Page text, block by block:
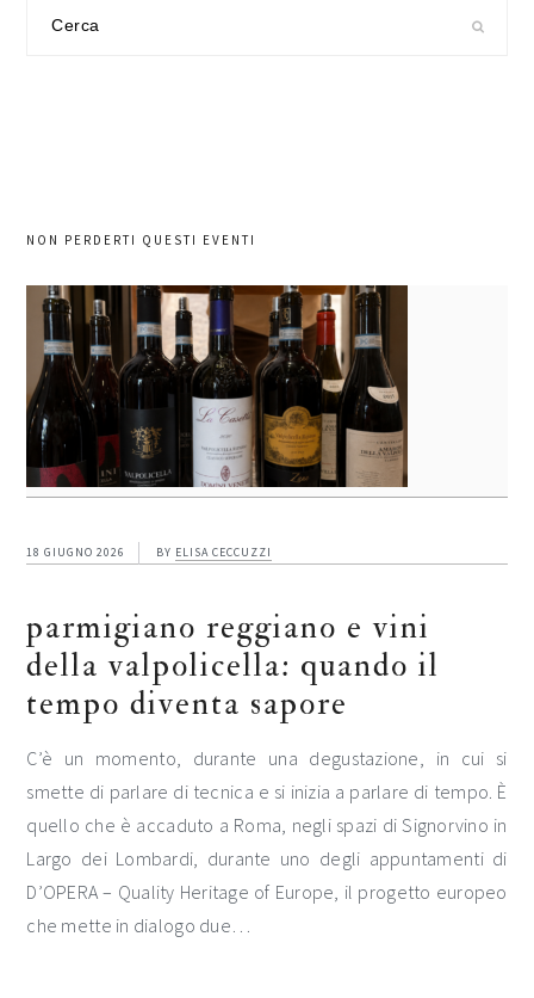
NON PERDERTI QUESTI EVENTI
18 GIUGNO 2026 BY ELISA CECCUZZI
parmigiano reggiano e vini
della valpolicella: quando il
tempo diventa sapore
C’è un momento, durante una degustazione, in cui si
smette di parlare di tecnica e si inizia a parlare di tempo. È
quello che è accaduto a Roma, negli spazi di Signorvino in
Largo dei Lombardi, durante uno degli appuntamenti di
D’OPERA – Quality Heritage of Europe, il progetto europeo
che mette in dialogo due…